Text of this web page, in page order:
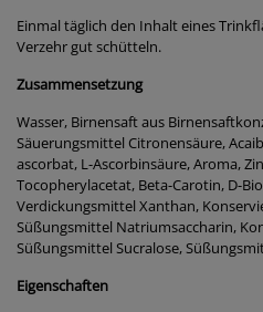
Einmal täglich den Inhalt eines
Verzehr gut schütteln.
Zusammensetzung
Wasser, Birnensaft aus
Säuerungsmittel Citronensäure,
ascorbat, L-Ascorbinsäure, Aroma,
Tocopherylacetat, Beta-Carotin, D-
Verdickungsmittel Xanthan,
Süßungsmittel Natriumsaccharin,
Süßungsmittel Sucralose,
Eigenschaften